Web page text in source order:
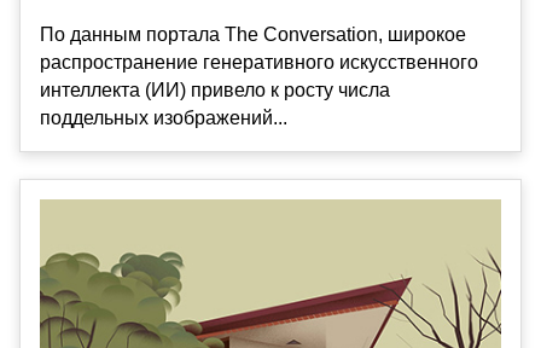
По данным портала The Conversation, широкое
распространение генеративного искусственного
интеллекта (ИИ) привело к росту числа
поддельных изображений...